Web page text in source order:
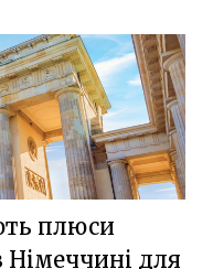
плюси
для